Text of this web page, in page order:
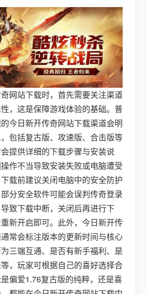
网站下载时，首先需要关注渠道
，这是保障游戏体验的基础。普
今日新开传奇网站下载渠道会明
包括复古版、攻速版、合击版等
提供详细的下载步骤与安装说
作不当导致安装失败或电脑遭受
载前建议关闭电脑中的安全防护
分安全软件可能会误判传奇登录
致下载中断，关闭后再进行下
新开启即可。此外，今日新开传
常会标注版本的更新时间与核心
三端互通、是否有新手福利、是
，玩家可根据自己的喜好选择合
偏爱1.76复古版的纯粹，还是喜